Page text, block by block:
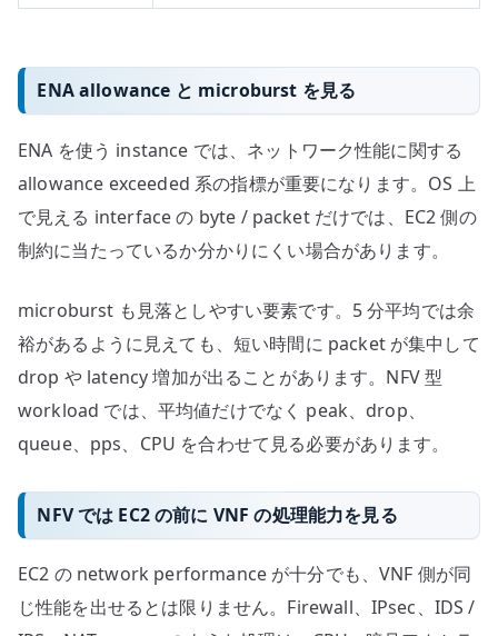
ENA allowance と microburst を見る
ENA を使う instance では、ネットワーク性能に関する
allowance exceeded 系の指標が重要になります。OS 上
で見える interface の byte / packet だけでは、EC2 側の
制約に当たっているか分かりにくい場合があります。
microburst も見落としやすい要素です。5 分平均では余
裕があるように見えても、短い時間に packet が集中して
drop や latency 増加が出ることがあります。NFV 型
workload では、平均値だけでなく peak、drop、
queue、pps、CPU を合わせて見る必要があります。
NFV では EC2 の前に VNF の処理能力を見る
EC2 の network performance が十分でも、VNF 側が同
じ性能を出せるとは限りません。Firewall、IPsec、IDS /